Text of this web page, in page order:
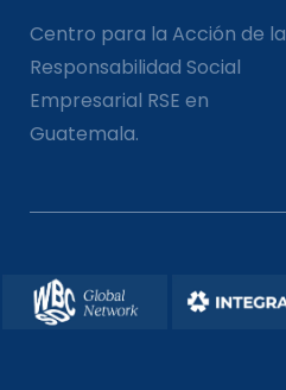
Centro para la Acción de la
Responsabilidad Social
Empresarial RSE en
Guatemala.